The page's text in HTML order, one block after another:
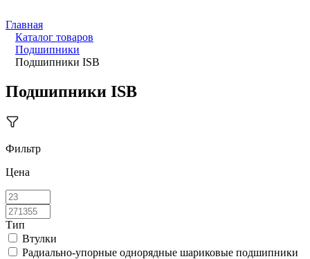
Главная
Каталог товаров
Подшипники
Подшипники ISB
Подшипники ISB
Фильтр
Цена
Тип
Втулки
Радиально-упорные однорядные шариковые подшипники